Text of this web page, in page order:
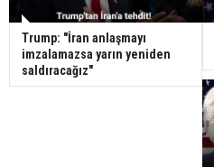
Trump: "İran anlaşmayı
imzalamazsa yarın yeniden
saldıracağız"